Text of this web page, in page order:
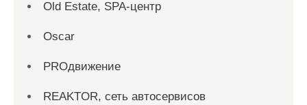
Old Estate, SPA-центр
Oscar
PROдвижение
REAKTOR, сеть автосервисов